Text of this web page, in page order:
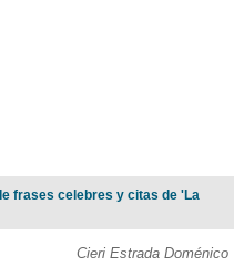
frases celebres y citas de 'La
Cieri Estrada Doménico